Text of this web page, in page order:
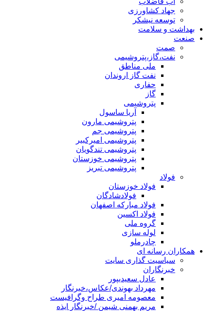
جهاد کشاورزی
توسعه نیشکر
بهداشت و سلامت
صنعت
صمت
نفت،گاز،پتروشیمی
ملی مناطق
نفت گاز اروندان
حفاری
گاز
پتروشیمی
آریا ساسول
پتروشیمی مارون
پتروشیمی جم
پتروشیمی امیرکبیر
پتروشیمی تندگویان
پتروشیمی خوزستان
پتروشیمی تبریز
فولاد
فولاد خوزستان
فولادشادگان
فولاد مبارکه اصفهان
فولاد اکسین
گروه ملی
لوله سازی
چادرملو
همکاران رسانه ای
سیاسیت گذاری سایت
خبرنگاران
عادل سعیدیپور
مهرداد بهوندی/عکاس،خبرنگار
معصومه امیری طراح وگرافیست
مریم بهمنی شیمن /خبرنگار ایذه